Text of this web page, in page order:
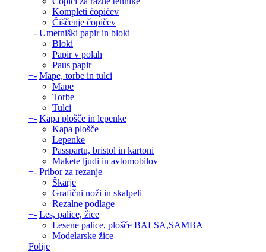
Kompleti čopičev
Čiščenje čopičev
+- Umetniški papir in bloki
Bloki
Papir v polah
Paus papir
+- Mape, torbe in tulci
Mape
Torbe
Tulci
+- Kapa plošče in lepenke
Kapa plošče
Lepenke
Passpartu, bristol in kartoni
Makete ljudi in avtomobilov
+- Pribor za rezanje
Škarje
Grafični noži in skalpeli
Rezalne podlage
+- Les, palice, žice
Lesene palice, plošče BALSA,SAMBA
Modelarske žice
Folije